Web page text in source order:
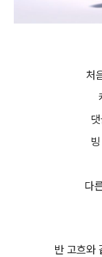
처
다
반 고흐와